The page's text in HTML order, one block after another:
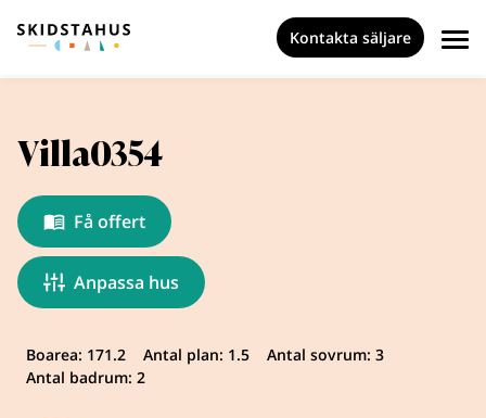
Kontakta säljare
Villa0354
Få offert
Anpassa hus
Boarea: 171.2 Antal plan: 1.5
Antal sovrum: 3
Antal badrum: 2